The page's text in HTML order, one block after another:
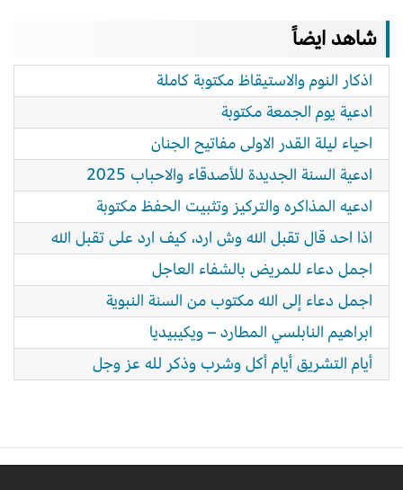
شاهد ايضاً
اذكار النوم والاستيقاظ مكتوبة كاملة
ادعية يوم الجمعة مكتوبة
احياء ليلة القدر الاولى مفاتيح الجنان
ادعية السنة الجديدة للأصدقاء والاحباب 2025
ادعيه المذاكره والتركيز وتثبيت الحفظ مكتوبة
اذا احد قال تقبل الله وش ارد، كيف ارد على تقبل الله
اجمل دعاء للمريض بالشفاء العاجل
اجمل دعاء إلى الله مكتوب من السنة النبوية
ابراهيم النابلسي المطارد – ويكيبيديا
أيام التشريق أيام أكل وشرب وذكر لله عز وجل